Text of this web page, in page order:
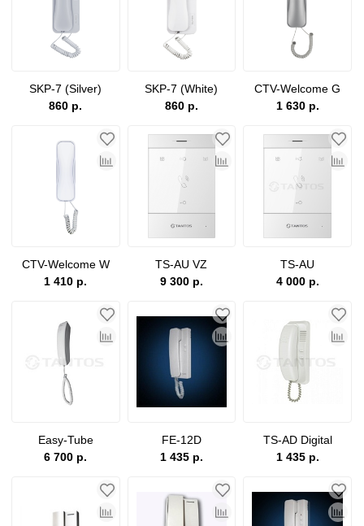
SKP-7 (Silver)
860 р.
SKP-7 (White)
860 р.
CTV-Welcome G
1 630 р.
CTV-Welcome W
1 410 р.
TS-AU VZ
9 300 р.
TS-AU
4 000 р.
Easy-Tube
6 700 р.
FE-12D
1 435 р.
TS-AD Digital
1 435 р.